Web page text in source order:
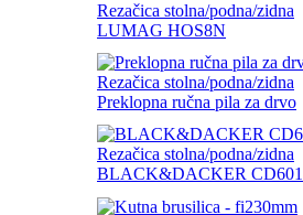
Rezačica stolna/podna/zidna
LUMAG HOS8N
Rezačica stolna/podna/zidna
Preklopna ručna pila za drvo
Rezačica stolna/podna/zidna
BLACK&DACKER CD601